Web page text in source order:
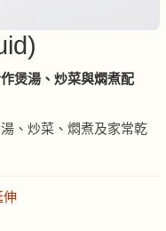
煲湯、炒菜與燜煮配
、炒菜、燜煮及家常乾